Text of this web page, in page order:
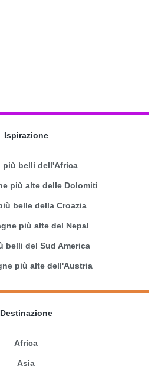
Ispirazione
più belli dell'Africa
più alte delle Dolomiti
belle della Croazia
più alte del Nepal
belli del Sud America
più alte dell'Austria
Destinazione
Africa
Asia